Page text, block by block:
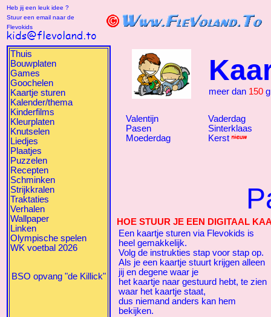
Heb jij een leuk idee ?
Stuur een email naar de
Flevokids
Thuis
Bouwplaten
Games
Goochelen
Kaartje sturen
Kalender/thema
Kinderfilms
Kleurplaten
Knutselen
Liedjes
Plaatjes
Puzzelen
Recepten
Schminken
Strijkkralen
Traktaties
Verhalen
Wallpaper
Linken
Olympische spelen
WK voetbal 2026
BSO opvang "de Killick"
meer dan 150
Valentijn
Pasen
Moederdag
Vaderdag
Sinterklaas
Kerst
HOE STUUR JE EEN DIGITAAL
Een kaartje sturen via Flevokids is
heel gemakkelijk.
Volg de instrukties stap voor stap op.
Als je een kaartje stuurt krijgen alleen
jij en degene waar je
het kaartje naar gestuurd hebt, te zien
waar het kaartje staat,
dus niemand anders kan hem
bekijken.